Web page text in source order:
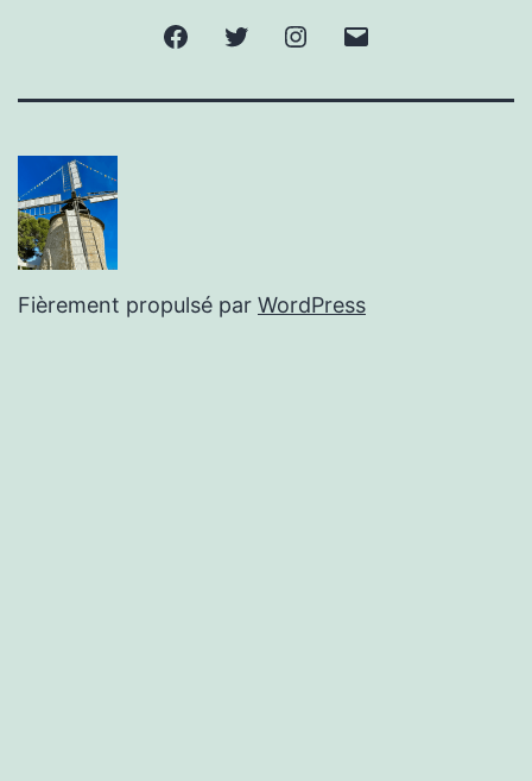
FacebookTwitter Instagram
Fièrement propulsé par WordPress